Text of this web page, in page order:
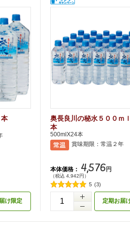
け限定
奥長良川の秘水５００ｍ
本
500mlX24本
賞味期限：常温２年
本体価格： 4,576円
（税込 4,942円）
5 (3)
定期お届